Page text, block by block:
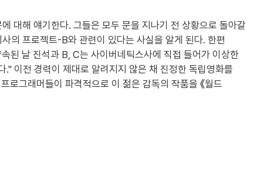
대해 얘기한다. 그들은 모두 문을 지나기 전 상황으로 돌아갈
의 프로젝트-B와 관련이 있다는 사실을 알게 된다. 한편
된 날 진석과 B, C는 사이버네틱스사에 직접 들어가 이상한
이전 경력이 제대로 알려지지 않은 채 진정한 독립영화를
그래머들이 파격적으로 이 젊은 감독의 작품을 《월드